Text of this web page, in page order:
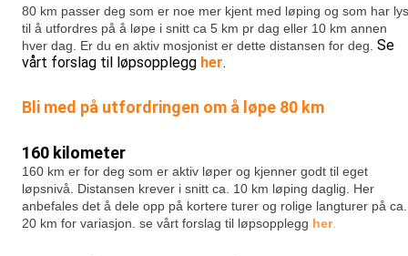
80 km passer deg som er noe mer kjent med løping og som har
til å utfordres på å løpe i snitt ca 5 km pr dag eller 10 km annen
hver dag. Er du en aktiv mosjonist er dette distansen for deg. Se
vårt forslag til løpsopplegg her.
Bli med på utfordringen om å løpe 80 km
160 kilometer
160 km er for deg som er aktiv løper og kjenner godt til eget
løpsnivå. Distansen krever i snitt ca. 10 km løping daglig. Her
anbefales det å dele opp på kortere turer og rolige langturer på ca.
20 km for variasjon. se vårt forslag til løpsopplegg her